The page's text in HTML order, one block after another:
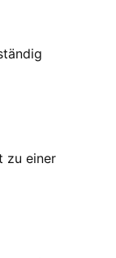
zu einer